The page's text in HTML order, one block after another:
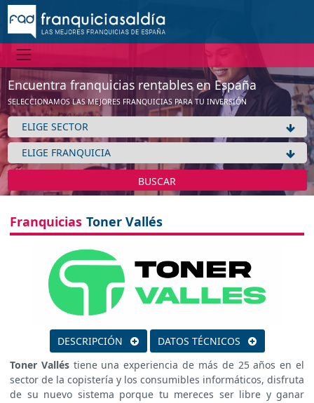
Encuentra franquicias rentables en España
SELECCIONAMOS LAS MEJORES FRANQUICIAS PARA TU INVERSIÓN
BUSCAR
Franquicias Toner Vallés
DESCRIPCIÓN
DATOS TÉCNICOS
Toner Vallés tiene una experiencia de más de 25 años en el
sector de la copistería y los consumibles informáticos,
disfruta de su nuevo sistema porque tu mereces ser libre y